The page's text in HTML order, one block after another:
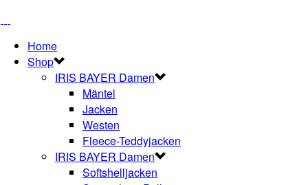
Home
Shop
IRIS BAYER Damen
Mäntel
Jacken
Westen
Fleece-Teddyjacken
IRIS BAYER Damen
Softshelljacken